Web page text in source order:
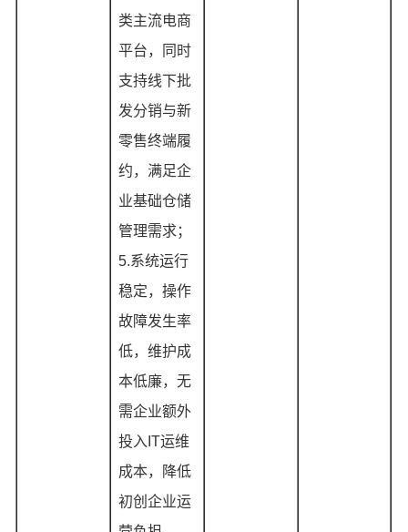
类主流电商
平台，同时
支持线下批
发分销与新
零售终端履
约，满足企
业基础仓储
管理需求；
5.系统运行
稳定，操作
故障发生率
低，维护成
本低廉，无
需企业额外
投入IT运维
成本，降低
初创企业运